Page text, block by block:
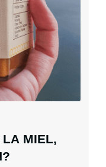
LA MIEL,